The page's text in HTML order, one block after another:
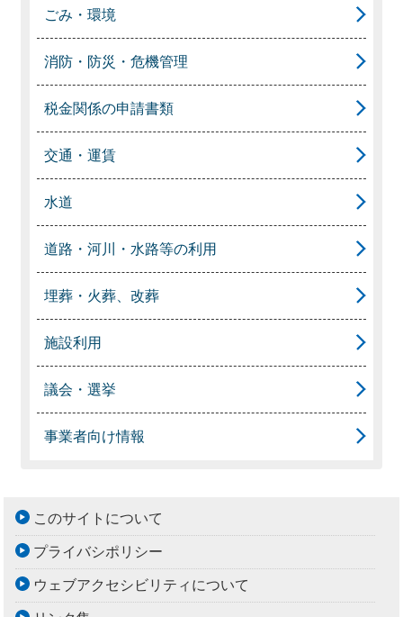
ごみ・環境
消防・防災・危機管理
税金関係の申請書類
交通・運賃
水道
道路・河川・水路等の利用
埋葬・火葬、改葬
施設利用
議会・選挙
事業者向け情報
このサイトについて
プライバシポリシー
ウェブアクセシビリティについて